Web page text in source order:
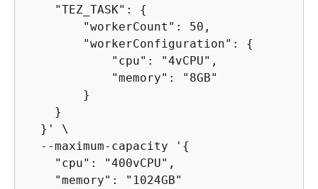
    "TEZ_TASK":
{
        "workerCount": 50,
        "workerConfiguration":
{
            "cpu": "4vCPU",
            "memory": "8GB"
        }
    }
  }' \
  --maximum-capacity '
{
    "cpu": "400vCPU",
    "memory": "1024GB"